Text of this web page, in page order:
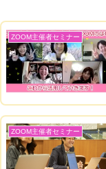
ZOOM主催者セミナー
ZOOM主催者セミナー